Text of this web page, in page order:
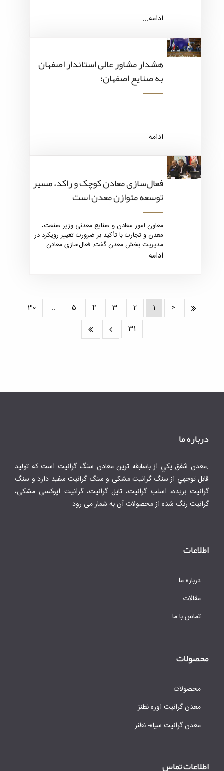
ادامه...
هشدار مشاور عالی استاندار اصفهان
به صنایع اصفهان؛
ادامه...
فعال‌سازی معادن کوچک و راکد، مسیر
توسعه متوازن معدن است
معاون امور معادن و صنایع معدنی وزیر صنعت،
معدن و تجارت با تأکید بر ضرورت تغییر رویکرد در
مدیریت بخش معدن گفت: فعال‌سازی معادن
کوچک و راکد می‌تواند نقش تعیین‌کننده‌ای در
ادامه...
<
1
2
3
4
5
..
30
31
درباره ما
.معدن شفق يكي از باسابقه ترين معادن سنگ گرانيت است كه توليد
قابل توجهي از سنگ گرانیت مشکی و سنگ گرانیت سفید دارد و سنگ
گرانیت بریده، اسلب گرانیت، تایل گرانیت، گرانیت اپوکسی مشکی،
گرانیت رنگ شده از محصولات آن به شمار می رود
اطلاعات
درباره ما
مقالات
تماس با ما
محصولات
محصولات
معدن گرانیت اوره-نطنز
معدن گرانیت سیاه- نطنز
اطلاعات تماس